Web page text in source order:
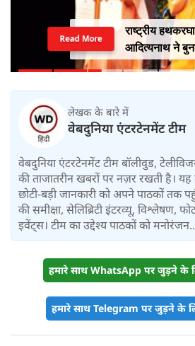
राष्ट्रीय
आदित्यनाथ ने
Read More
लेखक के बारे में
वेबदुनिया एंटरटेनमेंट टीम
वेबदुनिया एंटरटेनमेंट टीम बॉलीवुड,
की ताजातरीन खबरों पर नज़र रखती है।
छोटी-बड़ी जानकारी को अपने पाठकों तक
की समीक्षा, सेलिब्रिटी इंटरव्यू, विश्लेषण,
इवेंट्स। टीम का उद्देश्य पाठकों को
हमारे साथ WhatsApp पर जुड़ने के
हमारे साथ Telegram पर जुड़ने के